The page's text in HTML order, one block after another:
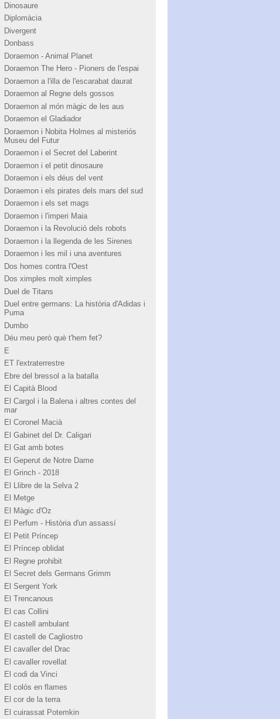
Dinosaure
Diplomàcia
Divergent
Donbass
Doraemon - Animal Planet
Doraemon The Hero - Pioners de l'espai
Doraemon a l'illa de l'escarabat daurat
Doraemon al Regne dels gossos
Doraemon al món màgic de les aus
Doraemon el Gladiador
Doraemon i Nobita Holmes al misteriós
Museu del Futur
Doraemon i el Secret del Laberint
Doraemon i el petit dinosaure
Doraemon i els déus del vent
Doraemon i els pirates dels mars del sud
Doraemon i els set mags
Doraemon i l'imperi Maia
Doraemon i la Revolució dels robots
Doraemon i la llegenda de les Sirenes
Doraemon i les mil i una aventures
Dos homes contra l'Oest
Dos ximples molt ximples
Duel de Titans
Duel entre germans: La història d'Adidas i
Puma
Dumbo
Déu meu però què t'hem fet?
E
ET l'extraterrestre
Ebre del bressol a la batalla
El Capità Blood
El Cargol i la Balena i altres contes del
mar
El Coronel Macià
El Gabinet del Dr. Caligari
El Gat amb botes
El Geperut de Notre Dame
El Grinch - 2018
El Llibre de la Selva 2
El Metge
El Màgic d'Oz
El Perfum - Història d'un assassí
El Petit Príncep
El Príncep oblidat
El Regne prohibit
El Secret dels Germans Grimm
El Sergent York
El Trencanous
El cas Collini
El castell ambulant
El castell de Cagliostro
El cavaller del Drac
El cavaller rovellat
El codi da Vinci
El colós en flames
El cor de la terra
El cuirassat Potemkin